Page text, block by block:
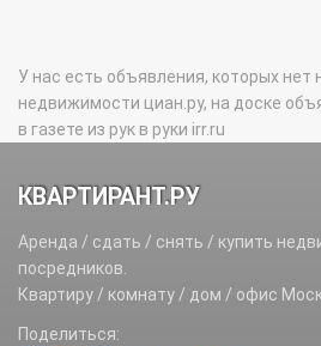
У нас есть объявления, которых нет
недвижимости циан.ру, на доске
в газете из рук в руки irr.ru
КВАРТИРАНТ.РУ
Аренда / сдать / снять / купить
посредников.
Квартиру / комнату / дом / офис
Поделиться: